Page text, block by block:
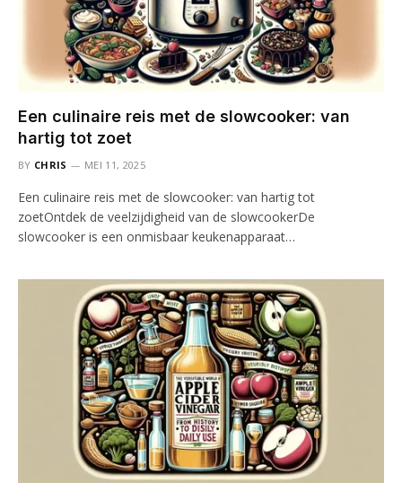
Een culinaire reis met de slowcooker: van
hartig tot zoet
BY CHRIS MEI 11, 2025
Een culinaire reis met de slowcooker: van hartig tot
zoetOntdek de veelzijdigheid van de slowcookerDe
slowcooker is een onmisbaar keukenapparaat…